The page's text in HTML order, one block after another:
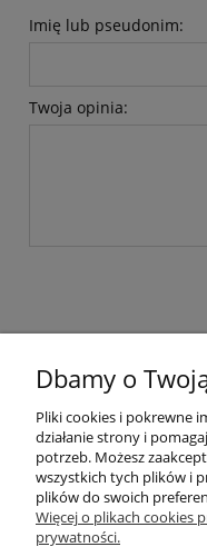
Imię lub pseudonim:
Twoja opinia:
Dbamy o
Pliki cookies i pokrewne
działanie strony i
potrzeb. Możesz
wszystkich tych plików i
plików do swoich
Więcej o plikach cookies
prywatności.